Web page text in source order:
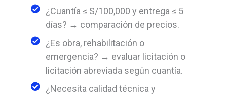
¿Cuantía ≤ S/100,000 y entrega ≤ 5
días? → comparación de precios.
¿Es obra, rehabilitación o
emergencia? → evaluar licitación o
licitación abreviada según cuantía.
¿Necesita calidad técnica y